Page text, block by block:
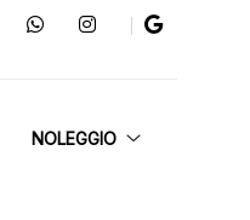
NOLEGGIO